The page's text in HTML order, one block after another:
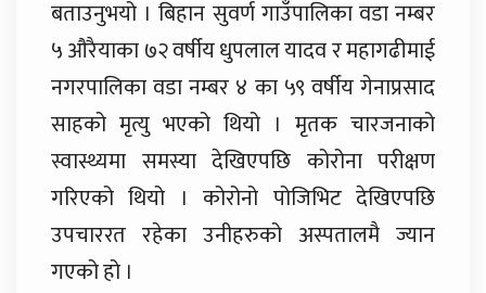
बताउनुभयो । बिहान सुवर्ण गाउँपालिका वडा नम्बर
५ औरैयाका ७२ वर्षीय धुपलाल यादव र महागढीमाई
नगरपालिका वडा नम्बर ४ का ५९ वर्षीय गेनाप्रसाद
साहको मृत्यु भएको थियो । मृतक चारजनाको
स्वास्थ्यमा समस्या देखिएपछि कोरोना परीक्षण
गरिएको थियो । कोरोनो पोजिभिट देखिएपछि
उपचाररत रहेका उनीहरुको अस्पतालमै ज्यान
गएको हो ।